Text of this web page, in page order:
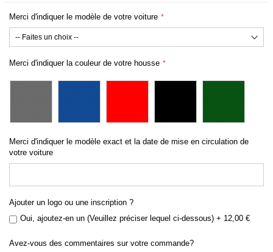
Merci d'indiquer le modèle de votre voiture
Merci d'indiquer la couleur de votre housse
Merci d'indiquer le modèle exact et la date de mise en circulation de
votre voiture
Ajouter un logo ou une inscription ?
Oui, ajoutez-en un (Veuillez préciser lequel ci-dessous) + 12,00 €
Avez-vous des commentaires sur votre commande?